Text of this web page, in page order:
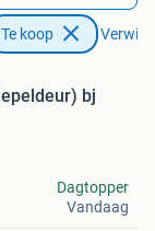
Te koop
bj
Dagtopper
Vandaag